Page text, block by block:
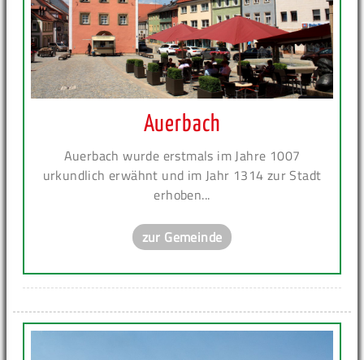
Auerbach
Auerbach wurde erstmals im Jahre 1007
urkundlich erwähnt und im Jahr 1314 zur Stadt
erhoben...
zur Gemeinde